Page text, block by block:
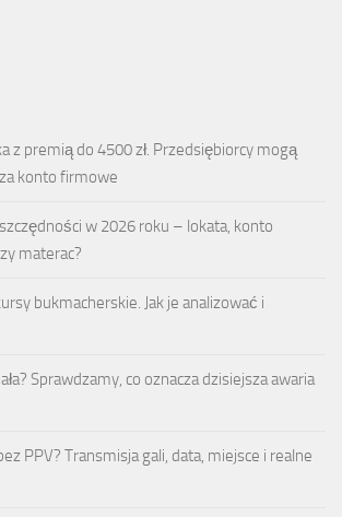
z premią do 4500 zł. Przedsiębiorcy mogą
konto firmowe
w 2026 roku – lokata, konto
materac?
bukmacherskie. Jak je analizować i
Sprawdzamy, co oznacza dzisiejsza awaria
PPV? Transmisja gali, data, miejsce i realne